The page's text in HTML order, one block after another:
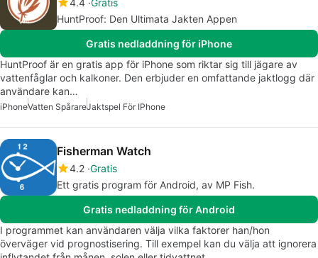
4.4 Gratis
HuntProof: Den Ultimata Jakten Appen
Gratis nedladdning för iPhone
HuntProof är en gratis app för iPhone som riktar sig till jägare av
vattenfåglar och kalkoner. Den erbjuder en omfattande jaktlogg där
användare kan…
iPhoneVatten SpårareJaktspel För IPhone
Fisherman Watch
4.2 Gratis
Ett gratis program för Android, av MP Fish.
Gratis nedladdning för Android
I programmet kan användaren välja vilka faktorer han/hon
överväger vid prognostisering. Till exempel kan du välja att ignorera